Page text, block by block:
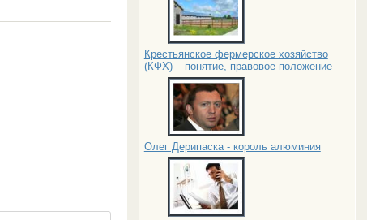
Крестьянское фермерское хозяйство
(КФХ) – понятие, правовое положение
Олег Дерипаска - король алюминия